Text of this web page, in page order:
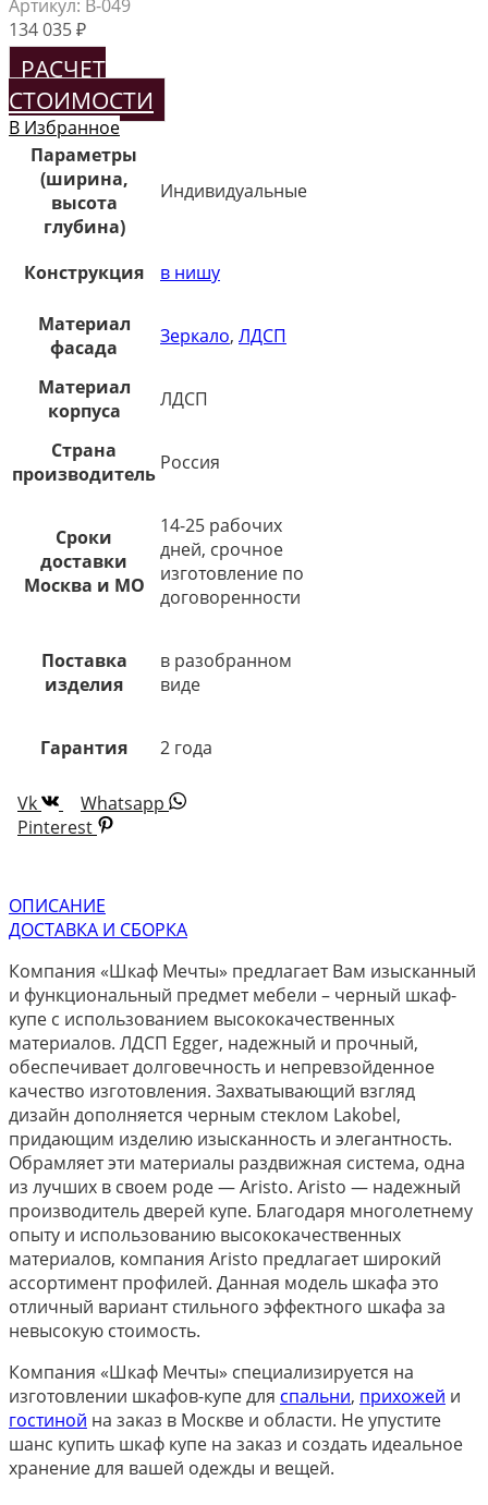
Артикул: В-049
134 035₽
РАСЧЕТ
СТОИМОСТИ
В Избранное
Параметры
(ширина,
высота
глубина)
Индивидуальные
Конструкция в нишу
Материал
фасада
Зеркало, ЛДСП
Материал
корпуса
ЛДСП
Страна
производитель Россия
Сроки
доставки
Москва и МО
14-25 рабочих
дней, срочное
изготовление по
договоренности
Поставка
изделия
в разобранном
виде
Гарантия 2 года
Vk
Whatsapp
Pinterest
ОПИСАНИЕ
ДОСТАВКА И СБОРКА
Компания «Шкаф Мечты» предлагает Вам изысканный
и функциональный предмет мебели – черный шкаф-
купе с использованием высококачественных
материалов. ЛДСП Egger, надежный и прочный,
обеспечивает долговечность и непревзойденное
качество изготовления. Захватывающий взгляд
дизайн дополняется черным стеклом Lakobel,
придающим изделию изысканность и элегантность.
Обрамляет эти материалы раздвижная система, одна
из лучших в своем роде — Aristo. Aristo — надежный
производитель дверей купе. Благодаря многолетнему
опыту и использованию высококачественных
материалов, компания Aristo предлагает широкий
ассортимент профилей. Данная модель шкафа это
отличный вариант стильного эффектного шкафа за
невысокую стоимость.
Компания «Шкаф Мечты» специализируется на
изготовлении шкафов-купе для спальни, прихожей и
гостиной на заказ в Москве и области. Не упустите
шанс купить шкаф купе на заказ и создать идеальное
хранение для вашей одежды и вещей.